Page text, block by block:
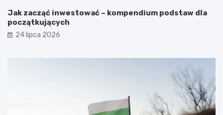
Jak zacząć inwestować – kompendium podstaw dla
początkujących
24 lipca 2026